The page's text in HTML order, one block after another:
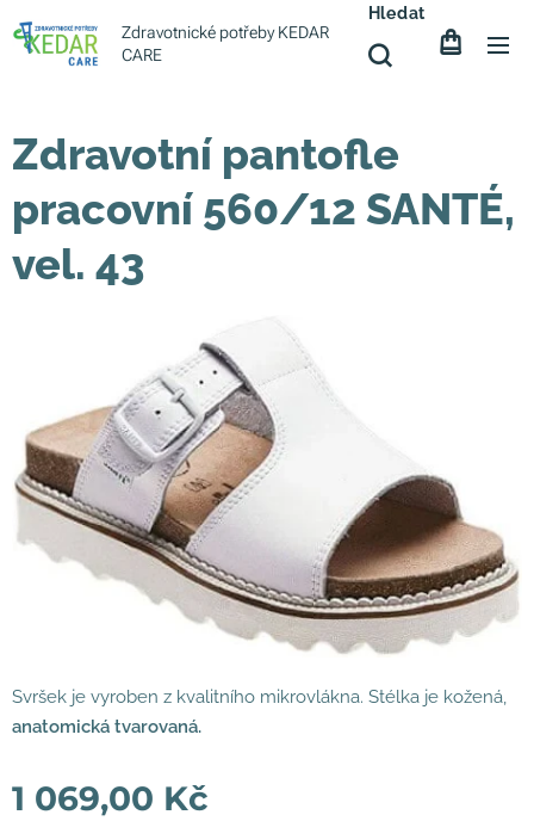
Zdravotnické potřeby KEDAR
CARE
Hledat
Zdravotní pantofle
pracovní 560/12 SANTÉ,
vel. 43
Svršek je vyroben z kvalitního mikrovlákna. Stélka je kožená,
anatomická tvarovaná.
1 069,00 Kč